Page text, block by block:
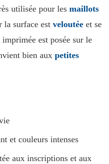
utilisée pour les maillots
la surface est veloutée et se
est posée sur le
bien aux petites
et couleurs intenses
aux inscriptions et aux